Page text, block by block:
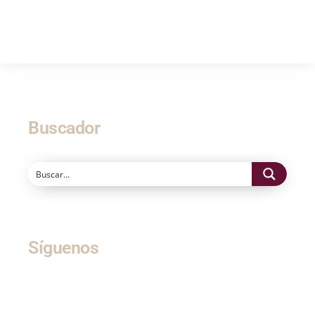
Buscador
Síguenos